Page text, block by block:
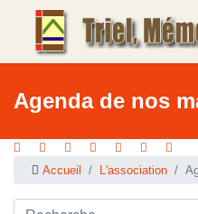
Agenda de nos
Accueil L'association
Rechercher ...